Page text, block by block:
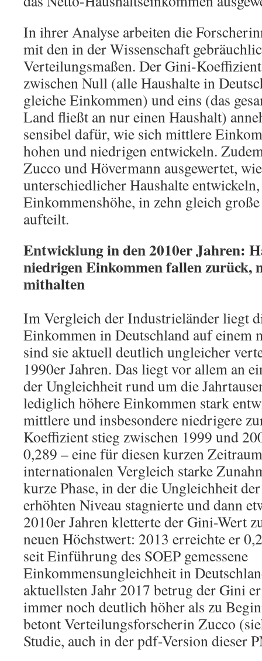
In ihrer Analyse arbeiten die
mit den in der Wissenschaft
Verteilungsmaßen. Der Gini-
zwischen Null (alle Haushalte in
gleiche Einkommen) und eins (das
Land fließt an nur einen Haushalt)
sensibel dafür, wie sich mittlere
hohen und niedrigen entwickeln.
Zucco und Hövermann ausgewertet,
unterschiedlicher Haushalte
Einkommenshöhe, in zehn gleich
aufteilt.
Entwicklung in den 2010er Jahren:
niedrigen Einkommen fallen zurück,
mithalten
Im Vergleich der Industrieländer liegt
Einkommen in Deutschland auf einem
sind sie aktuell deutlich ungleicher
1990er Jahren. Das liegt vor allem an
der Ungleichheit rund um die
lediglich höhere Einkommen stark
mittlere und insbesondere niedrigere
Koeffizient stieg zwischen 1999 und
0,289 – eine für diesen kurzen
internationalen Vergleich starke
kurze Phase, in der die Ungleichheit
erhöhten Niveau stagnierte und dann
2010er Jahren kletterte der Gini-Wert
neuen Höchstwert: 2013 erreichte er
seit Einführung des SOEP gemessene
Einkommensungleichheit in
aktuellsten Jahr 2017 betrug der Gini
immer noch deutlich höher als zu
betont Verteilungsforscherin Zucco
Studie, auch in der pdf-Version dieser